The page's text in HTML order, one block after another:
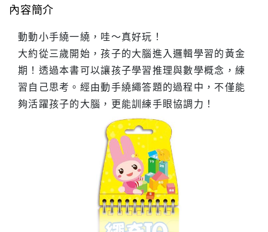
內容簡介
動動小手繞一繞，哇～真好玩！
大約從三歲開始，孩子的大腦進入邏輯學習的黃金
期！透過本書可以讓孩子學習推理與數學概念，練
習自己思考。經由動手繞繩答題的過程中，不僅能
夠活躍孩子的大腦，更能訓練手眼協調力！